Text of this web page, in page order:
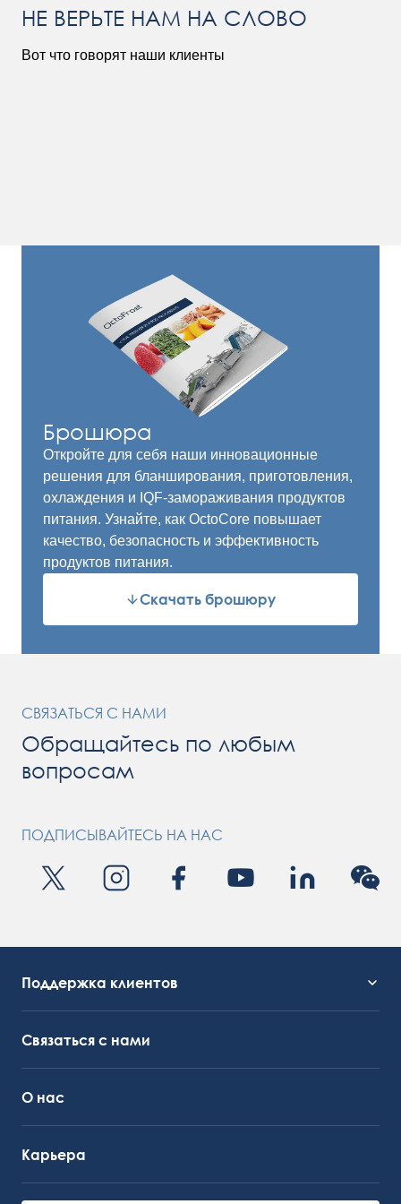
НЕ ВЕРЬТЕ НАМ НА СЛОВО
Вот что говорят наши клиенты
Брошюра
Откройте для себя наши инновационные
решения для бланширования, приготовления,
охлаждения и IQF-замораживания продуктов
питания. Узнайте, как OctoCore повышает
качество, безопасность и эффективность
продуктов питания.
Скачать брошюру
СВЯЗАТЬСЯ С НАМИ
Обращайтесь по любым
вопросам
ПОДПИСЫВАЙТЕСЬ НА НАС
Поддержка клиентов
Связаться с нами
О нас
Карьера